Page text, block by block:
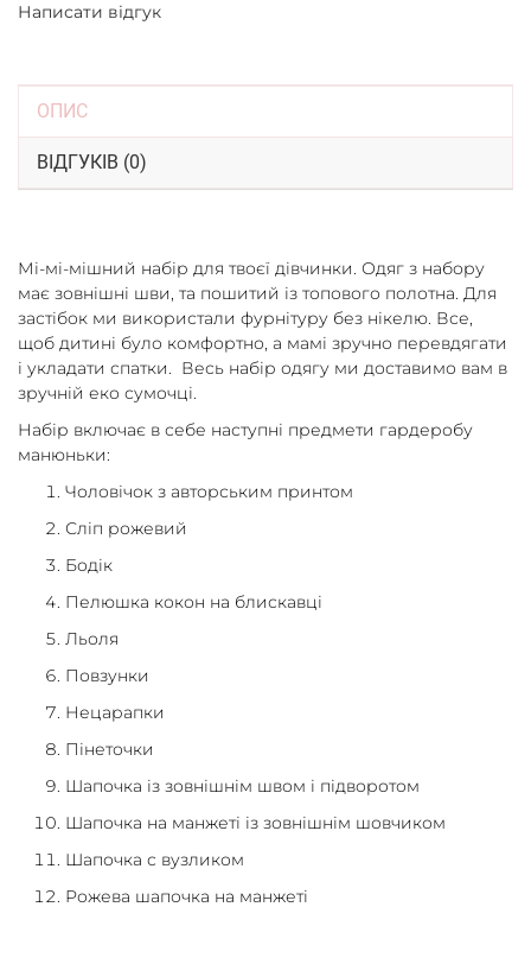
Написати відгук
ОПИС
ВІДГУКІВ (0)
Мі-мі-мішний набір для твоєї дівчинки. Одяг з набору
має зовнішні шви, та пошитий із топового полотна. Для
застібок ми використали фурнітуру без нікелю. Все,
щоб дитині було комфортно, а мамі зручно перевдягати
і укладати спатки. Весь набір одягу ми доставимо вам в
зручній еко сумочці.
Набір включає в себе наступні предмети гардеробу
манюньки:
Чоловічок з авторським принтом
Сліп рожевий
Бодік
Пелюшка кокон на блискавці
Льоля
Повзунки
Нецарапки
Пінеточки
Шапочка із зовнішнім швом і підворотом
Шапочка на манжеті із зовнішнім шовчиком
Шапочка с вузликом
Рожева шапочка на манжеті